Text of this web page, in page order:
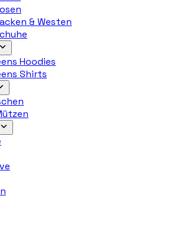
& Westen
Hoodies
Shirts